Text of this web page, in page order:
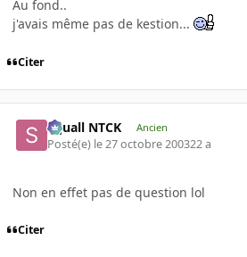
Au fond..
j'avais même pas de kestion...
Citer
Squall NTCK Ancien
Posté(e) le 27 octobre 200322 a
Non en effet pas de question lol
Citer